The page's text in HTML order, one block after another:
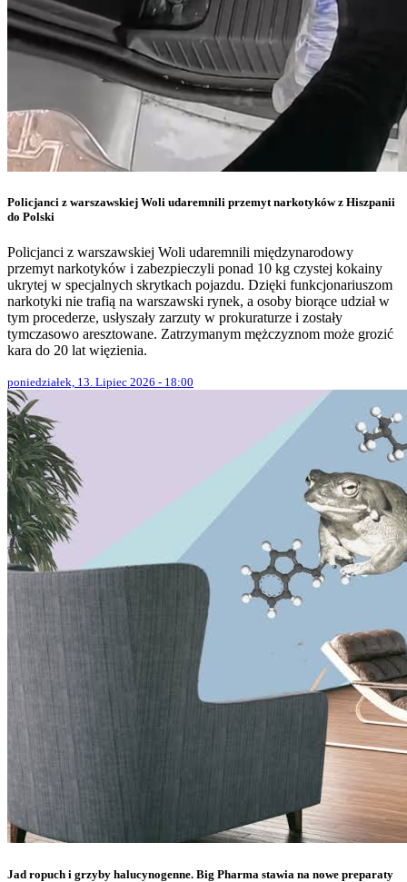
Policjanci z warszawskiej Woli udaremnili przemyt narkotyków z Hiszpanii
do Polski
Policjanci z warszawskiej Woli udaremnili międzynarodowy
przemyt narkotyków i zabezpieczyli ponad 10 kg czystej kokainy
ukrytej w specjalnych skrytkach pojazdu. Dzięki funkcjonariuszom
narkotyki nie trafią na warszawski rynek, a osoby biorące udział w
tym procederze, usłyszały zarzuty w prokuraturze i zostały
tymczasowo aresztowane. Zatrzymanym mężczyznom może grozić
kara do 20 lat więzienia.
poniedziałek, 13. Lipiec 2026 - 18:00
Jad ropuch i grzyby halucynogenne. Big Pharma stawia na nowe preparaty